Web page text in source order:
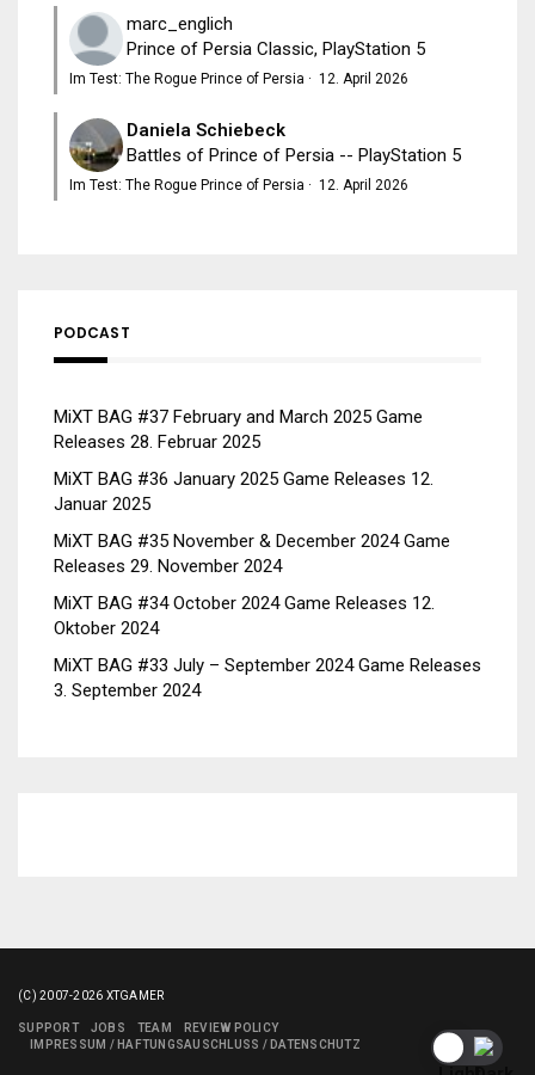
marc_englich
Prince of Persia Classic, PlayStation 5
Im Test: The Rogue Prince of Persia · 12. April 2026
Daniela Schiebeck
Battles of Prince of Persia -- PlayStation 5
Im Test: The Rogue Prince of Persia · 12. April 2026
PODCAST
MiXT BAG #37 February and March 2025 Game
Releases 28. Februar 2025
MiXT BAG #36 January 2025 Game Releases 12.
Januar 2025
MiXT BAG #35 November & December 2024 Game
Releases 29. November 2024
MiXT BAG #34 October 2024 Game Releases 12.
Oktober 2024
MiXT BAG #33 July – September 2024 Game Releases
3. September 2024
(C) 2007-2026 XTGAMER
SUPPORT JOBS TEAM
REVIEW POLICY
IMPRESSUM / HAFTUNGSAUSCHLUSS / DATENSCHUTZ